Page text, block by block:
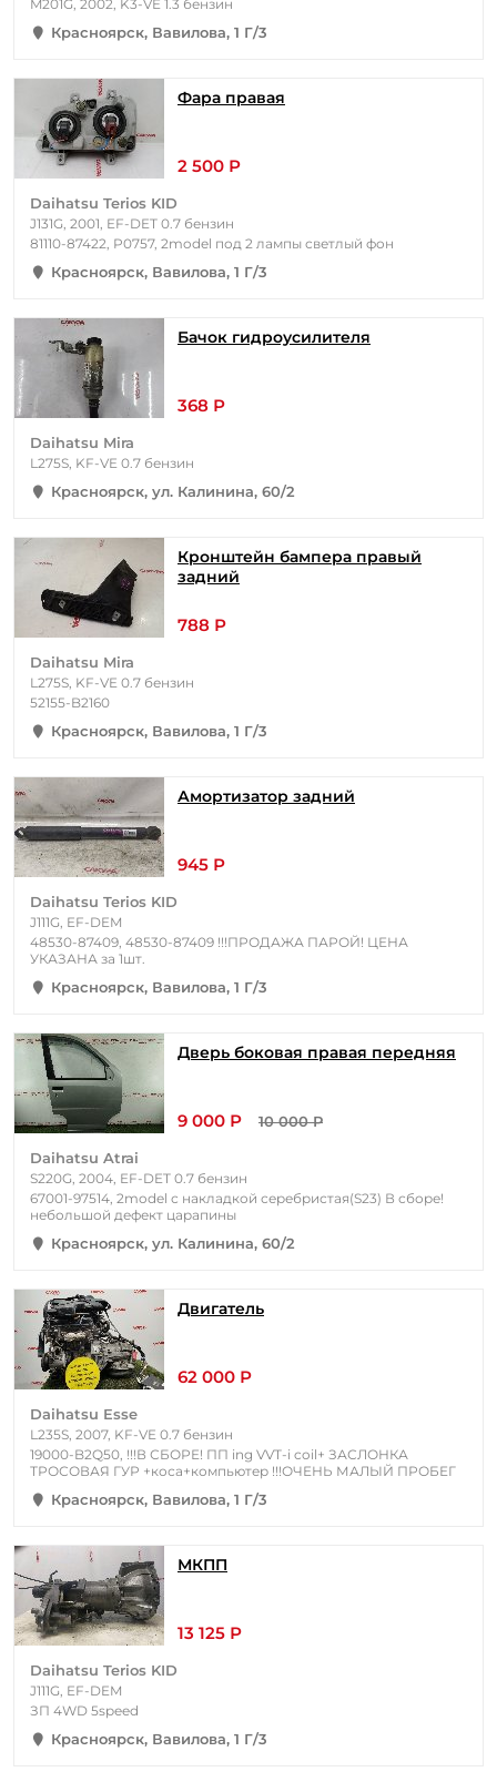
M201G, 2002, K3-VE 1.3 бензин
Красноярск, Вавилова, 1 Г/3
Фара правая
2 500 Р
Daihatsu Terios KID
J131G, 2001, EF-DET 0.7 бензин
81110-87422, P0757, 2model под 2 лампы светлый фон
Красноярск, Вавилова, 1 Г/3
Бачок гидроусилителя
368 Р
Daihatsu Mira
L275S, KF-VE 0.7 бензин
Красноярск, ул. Калинина, 60/2
Кронштейн бампера правый
задний
788 Р
Daihatsu Mira
L275S, KF-VE 0.7 бензин
52155-B2160
Красноярск, Вавилова, 1 Г/3
Амортизатор задний
945 Р
Daihatsu Terios KID
J111G, EF-DEM
48530-87409, 48530-87409 !!!ПРОДАЖА ПАРОЙ! ЦЕНА
УКАЗАНА за 1шт.
Красноярск, Вавилова, 1 Г/3
Дверь боковая правая передняя
9 000 Р 10 000 Р
Daihatsu Atrai
S220G, 2004, EF-DET 0.7 бензин
67001-97514, 2model с накладкой серебристая(S23) В сборе!
небольшой дефект царапины
Красноярск, ул. Калинина, 60/2
Двигатель
62 000 Р
Daihatsu Esse
L235S, 2007, KF-VE 0.7 бензин
19000-B2Q50, !!!В СБОРЕ! ПП ing VVT-i coil+ ЗАСЛОНКА
ТРОСОВАЯ ГУР +коса+компьютер !!!ОЧЕНЬ МАЛЫЙ ПРОБЕГ
Красноярск, Вавилова, 1 Г/3
МКПП
13 125 Р
Daihatsu Terios KID
J111G, EF-DEM
ЗП 4WD 5speed
Красноярск, Вавилова, 1 Г/3